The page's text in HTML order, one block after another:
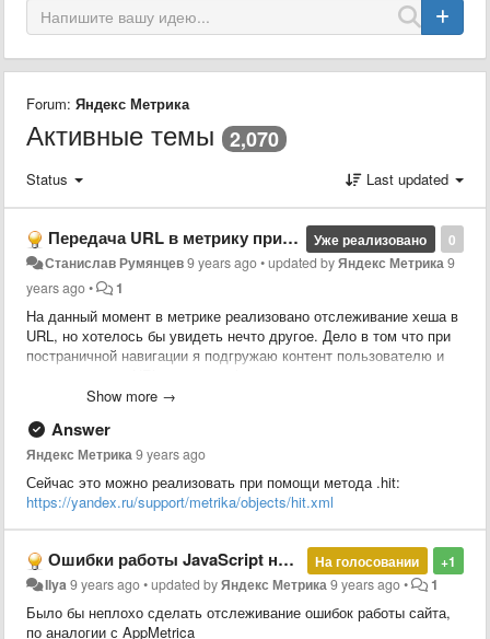
Forum: Яндекс Метрика
Активные темы 2,070
Status Last updated
0
Уже реализовано
Передача URL в метрику при динамических страницах
Станислав Румянцев9 years ago•updated byЯндекс Метрика9
years ago• 1
На данный момент в метрике реализовано отслеживание хеша в
URL, но хотелось бы увидеть нечто другое. Дело в том что при
постраничной навигации я подгружаю контент пользователю и
пользователь решит перейти на страницу записи и вновь
то место где он закончил предыдущий сеанс, это очень удобно и
когда пользователь откроет 100 страниц ему не нужно будет
открывать их повторно. Но проблема заключается в том что
если добавлять хеш к URL, то все это перестает работать, да и
зачем добавлять к URL адресам различный мусор, если он
первоначально не предусмотрел при разработки самой системы.
Получается приходится подгонять сайт под метрику, писать
различные костыли, кто то даже при динамической загрузки
контента вовсе сносит метрику и вновь его инициализирует на
странице. Хотелось бы увидеть возможность передачи строки
новой URL непосредственно в метрику, чтобы можно было
Show more →
Answer
Яндекс Метрика9 years ago
Сейчас это можно реализовать при помощи метода .hit:
https://yandex.ru/support/metrika/objects/hit.xml
+1
На голосовании
Ошибки работы JavaScript на сайте
Ilya9 years ago•updated byЯндекс Метрика9 years ago• 1
Было бы неплохо сделать отслеживание ошибок работы сайта,
по аналогии с AppMetrica